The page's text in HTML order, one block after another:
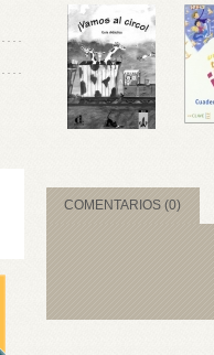
COMENTARIOS (0)